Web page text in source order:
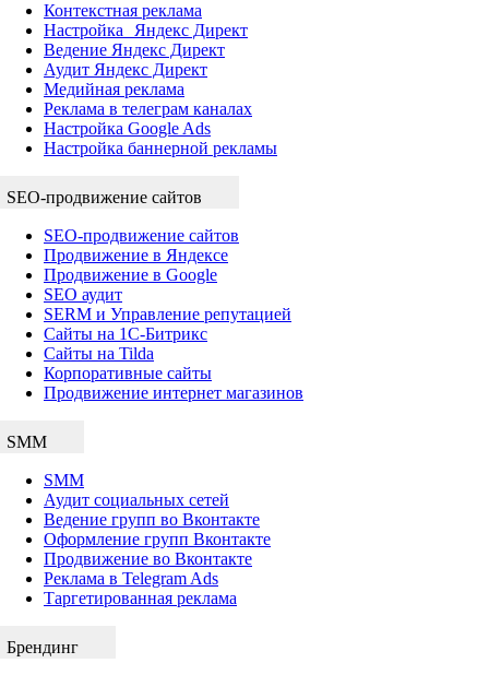
Контекстная реклама
Настройка Яндекс Директ
Ведение Яндекс Директ
Аудит Яндекс Директ
Медийная реклама
Реклама в телеграм каналах
Настройка Google Ads
Настройка баннерной рекламы
SEO-продвижение сайтов
SEO-продвижение сайтов
Продвижение в Яндексе
Продвижение в Google
SEO аудит
SERM и Управление репутацией
Сайты на 1С-Битрикс
Сайты на Tilda
Корпоративные сайты
Продвижение интернет магазинов
SMM
SMM
Аудит социальных сетей
Ведение групп во Вконтакте
Оформление групп Вконтакте
Продвижение во Вконтакте
Реклама в Telegram Ads
Таргетированная реклама
Брендинг